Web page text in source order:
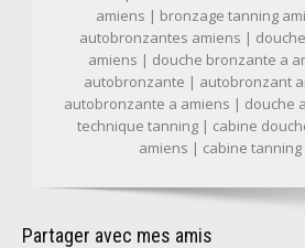
amiens | bronzage tanning
autobronzantes amiens |
amiens | douche bronzante a
autobronzante | autobronzant
autobronzante a amiens | douche
technique tanning | cabine
amiens | cabine tanning
Partager avec mes amis